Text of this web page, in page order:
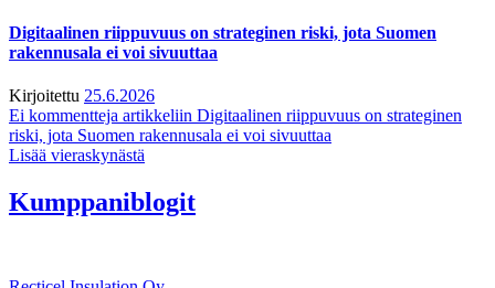
Digitaalinen riippuvuus on strateginen riski, jota Suomen
rakennusala ei voi sivuuttaa
Kirjoitettu 25.6.2026
Ei kommentteja artikkeliin Digitaalinen riippuvuus on strateginen
riski, jota Suomen rakennusala ei voi sivuuttaa
Lisää vieraskynästä
Kumppaniblogit